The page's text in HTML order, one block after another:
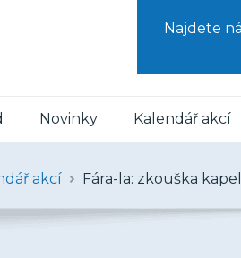
Najdete
Novinky Kalendář akcí
akcí Fára-la: zkouška